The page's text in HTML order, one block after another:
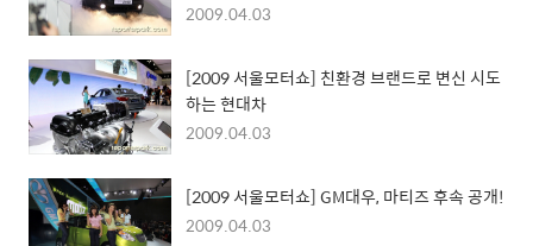
2009.04.03
[2009 서울모터쇼] 친환경 브랜드로 변신 시도
하는 현대차
2009.04.03
[2009 서울모터쇼] GM대우, 마티즈 후속 공개!
2009.04.03